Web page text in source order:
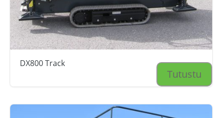
DX800 Track
Tutustu